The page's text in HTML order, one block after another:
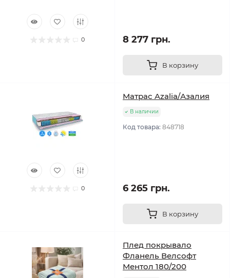
0 8 277 грн.
В корзину
0
Матрас Azalia/Азалия
В наличии
Код товара: 848718
6 265 грн.
В корзину
Плед покрывало
Фланель Велсофт
Ментол 180/200